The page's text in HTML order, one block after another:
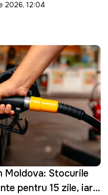
2026, 12:04
Moldova: Stocurile
pentru 15 zile, iar